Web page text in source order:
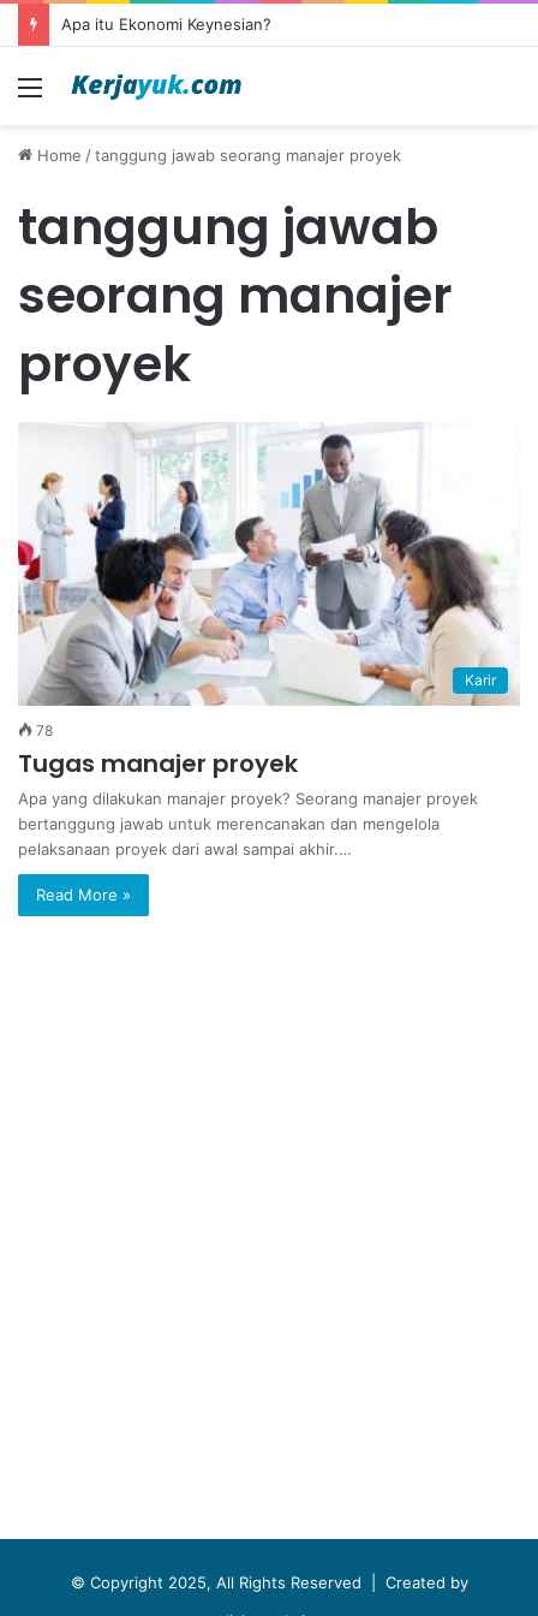
Apa itu Ekonomi Keynesian?
Menu
Home /tanggung jawab seorang manajer proyek
tanggung jawab
seorang manajer
proyek
Karir
78
Tugas manajer proyek
Apa yang dilakukan manajer proyek? Seorang manajer proyek
bertanggung jawab untuk merencanakan dan mengelola
pelaksanaan proyek dari awal sampai akhir.…
Read More »
© Copyright 2025, All Rights Reserved | Created by